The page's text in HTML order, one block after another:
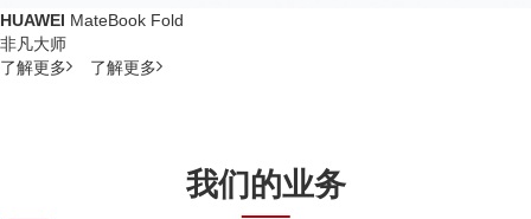
HUAWEI MateBook Fold
非凡大师
了解更多
了解更多
我们的业务